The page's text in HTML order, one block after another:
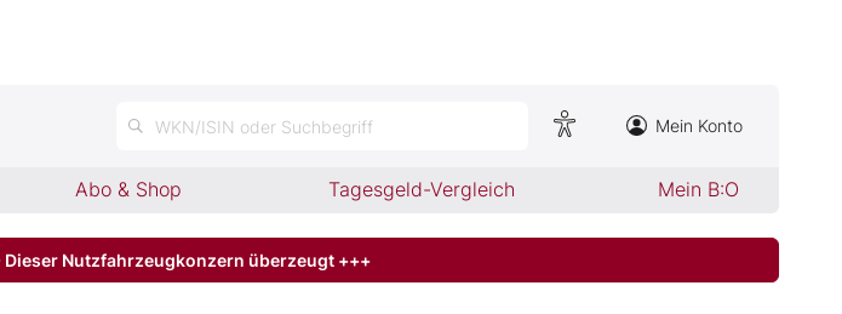
WKN/ISIN oder Suchbegriff Mein Konto
Abo & Shop Tagesgeld-Vergleich Mein B:O
Nutzfahrzeugkonzern überzeugt +++